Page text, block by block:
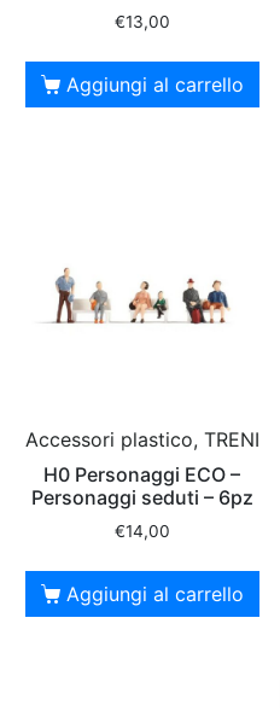
€13,00
Aggiungi al carrello
Accessori plastico, TRENI
H0 Personaggi ECO –
Personaggi seduti – 6pz
€14,00
Aggiungi al carrello